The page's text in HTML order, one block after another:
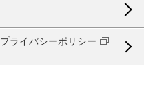
プライバシーポリシー